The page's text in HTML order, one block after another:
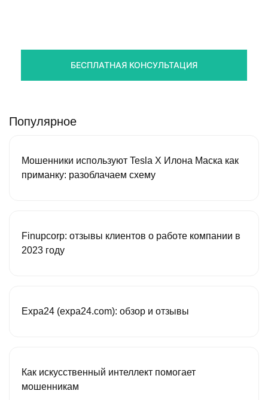
БЕСПЛАТНАЯ КОНСУЛЬТАЦИЯ
Популярное
Мошенники используют Tesla X Илона Маска как
приманку: разоблачаем схему
Finupcorp: отзывы клиентов о работе компании в
2023 году
Expa24 (expa24.com): обзор и отзывы
Как искусственный интеллект помогает
мошенникам